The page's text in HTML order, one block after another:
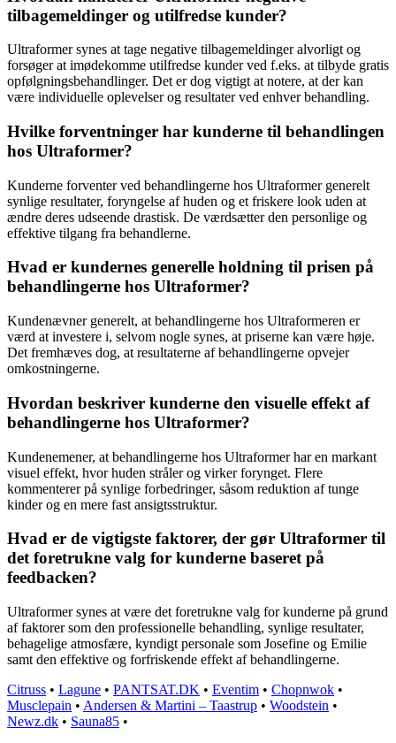
tilbagemeldinger og utilfredse kunder?
Ultraformer synes at tage negative tilbagemeldinger alvorligt og
forsøger at imødekomme utilfredse kunder ved f.eks. at tilbyde gratis
opfølgningsbehandlinger. Det er dog vigtigt at notere, at der kan
være individuelle oplevelser og resultater ved enhver behandling.
Hvilke forventninger har kunderne til behandlingen
hos Ultraformer?
Kunderne forventer ved behandlingerne hos Ultraformer generelt
synlige resultater, foryngelse af huden og et friskere look uden at
ændre deres udseende drastisk. De værdsætter den personlige og
effektive tilgang fra behandlerne.
Hvad er kundernes generelle holdning til prisen på
behandlingerne hos Ultraformer?
Kundenævner generelt, at behandlingerne hos Ultraformeren er
værd at investere i, selvom nogle synes, at priserne kan være høje.
Det fremhæves dog, at resultaterne af behandlingerne opvejer
omkostningerne.
Hvordan beskriver kunderne den visuelle effekt af
behandlingerne hos Ultraformer?
Kundenemener, at behandlingerne hos Ultraformer har en markant
visuel effekt, hvor huden stråler og virker forynget. Flere
kommenterer på synlige forbedringer, såsom reduktion af tunge
kinder og en mere fast ansigtsstruktur.
Hvad er de vigtigste faktorer, der gør Ultraformer til
det foretrukne valg for kunderne baseret på
feedbacken?
Ultraformer synes at være det foretrukne valg for kunderne på grund
af faktorer som den professionelle behandling, synlige resultater,
behagelige atmosfære, kyndigt personale som Josefine og Emilie
samt den effektive og forfriskende effekt af behandlingerne.
Citruss • Lagune • PANTSAT.DK • Eventim • Chopnwok •
Musclepain • Andersen & Martini – Taastrup • Woodstein •
Newz.dk • Sauna85 •